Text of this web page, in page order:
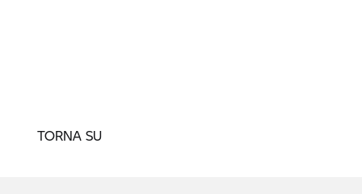
TORNA SU